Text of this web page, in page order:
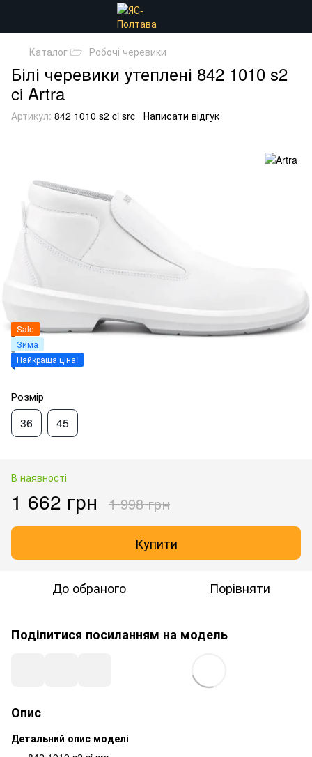
Каталог 🗁 Робочі черевики
Білі черевики утеплені 842 1010 s2
ci Artra
Артикул: 842 1010 s2 ci src Написати відгук
Sale
Зима
Найкраща ціна!
Розмір
36 45
В наявності
1 662 грн 1 998 грн
Купити
До обраного Порівняти
Поділитися посиланням на модель
Опис
Детальний опис моделі